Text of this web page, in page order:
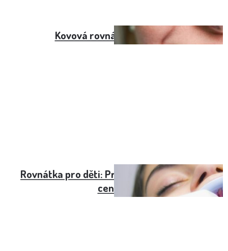
Kovová rovnátka na pevno
Rovnátka pro děti: Průvodce možnostmi a
cenami